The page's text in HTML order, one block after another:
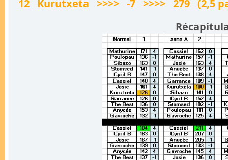
12 Kurutxeta >>>> -7 >>>> 279 (2,5